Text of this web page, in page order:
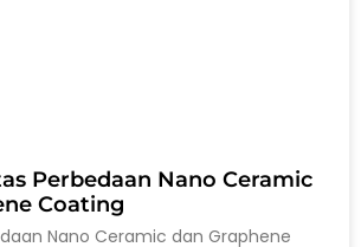
Perbedaan Nano Ceramic
Coating
Nano Ceramic dan Graphene